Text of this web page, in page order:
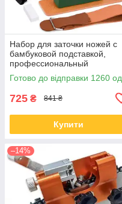
Набор для заточки ножей с
бамбуковой подставкой,
профессиональный
Готово до відправки 1260 од.
725 ₴ 841 ₴
Купити
–14%